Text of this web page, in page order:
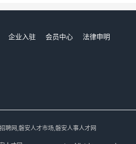
企业入驻 会员中心
法律申明
聘网,磐安人才市场,磐安人事人才网